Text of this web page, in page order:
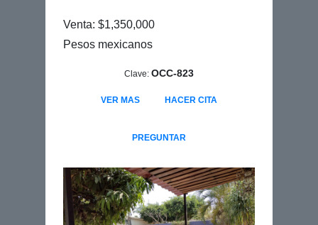
Venta: $1,350,000
Pesos mexicanos
Clave: OCC-823
VER MAS HACER CITA
PREGUNTAR